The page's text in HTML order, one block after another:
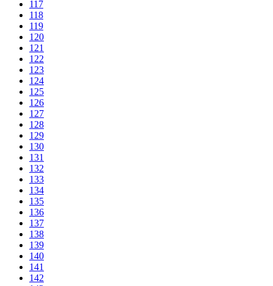
117
118
119
120
121
122
123
124
125
126
127
128
129
130
131
132
133
134
135
136
137
138
139
140
141
142